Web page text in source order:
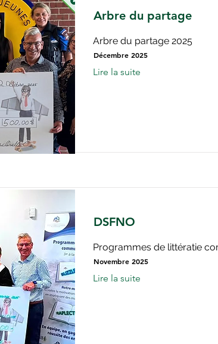
Arbre du partage
Arbre du partage 2025
Décembre 2025
Lire la suite
DSFNO
Programmes de littératie
Novembre 2025
Lire la suite